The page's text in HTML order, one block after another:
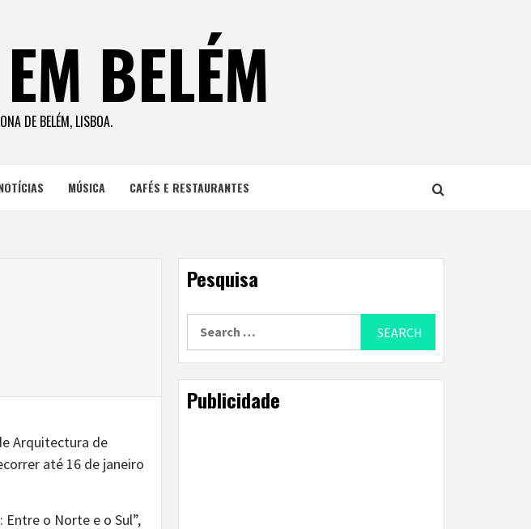
BELÉM
DE BELÉM, LISBOA.
MÚSICA CAFÉS E RESTAURANTES
Arquitectura de
até 16 de janeiro
Entre o Norte e o Sul”,
Pesquisa
Publicidade